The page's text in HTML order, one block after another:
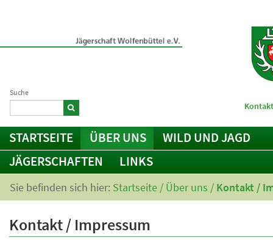
Suche
STARTSEITE ÜBER UNS
WILD UND JAGD
JÄGERSCHAFTEN
LINKS
Sie befinden sich hier: Startseite / Über uns / Kontakt /
Kontakt / Impressum